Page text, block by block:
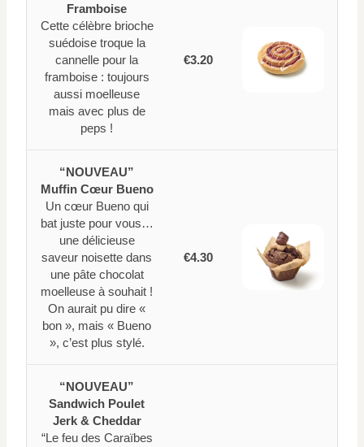
Framboise
Cette célèbre brioche
suédoise troque la
cannelle pour la
framboise : toujours
aussi moelleuse
mais avec plus de
peps !
€3.20
“NOUVEAU”
Muffin Cœur Bueno
Un cœur Bueno qui
bat juste pour vous…
une délicieuse
saveur noisette dans
une pâte chocolat
moelleuse à souhait !
On aurait pu dire «
bon », mais « Bueno
», c’est plus stylé.
€4.30
“NOUVEAU”
Sandwich Poulet
Jerk & Cheddar
“Le feu des Caraïbes